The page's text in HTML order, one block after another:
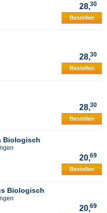
28,30
Bestellen
28,30
Bestellen
28,30
Bestellen
Biologisch
20,69
Bestellen
Biologisch
20,69